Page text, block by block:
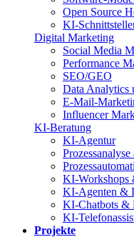
Open Source
KI-
Digital Marketing
Social Media
Performance
SEO/GEO
Data Analytics
E-Mail-
Influencer
KI-Beratung
KI-Agentur
KI-Workshops
KI-Agenten &
KI-Chatbots &
KI-
Projekte